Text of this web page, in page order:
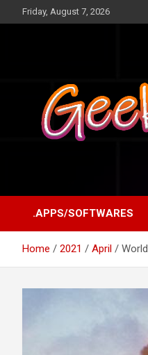
to
Friday, August 7, 2026
.APPS/SOFTWARES
Home 2021 April